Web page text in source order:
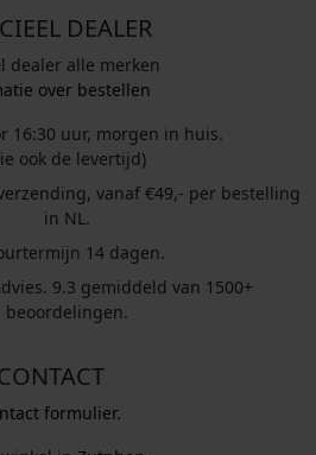
DEALER
dealer alle merken
over bestellen
16:30 uur, morgen in huis.
ook de levertijd)
vanaf €49,- per bestelling
in NL.
14 dagen.
9.3 gemiddeld van 1500+
beoordelingen.
formulier.